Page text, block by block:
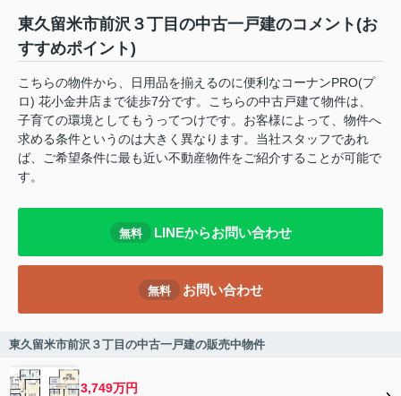
東久留米市前沢３丁目の中古一戸建のコメント(お
すすめポイント)
こちらの物件から、日用品を揃えるのに便利なコーナンPRO(プ
ロ) 花小金井店まで徒歩7分です。こちらの中古戸建て物件は、
子育ての環境としてもうってつけです。お客様によって、物件へ
求める条件というのは大きく異なります。当社スタッフであれ
ば、ご希望条件に最も近い不動産物件をご紹介することが可能で
す。
無料 LINEからお問い合わせ
無料 お問い合わせ
東久留米市前沢３丁目の中古一戸建の販売中物件
3,749万円